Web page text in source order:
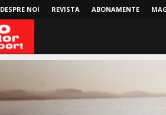
DESPRE NOI REVISTA ABONAMENTE